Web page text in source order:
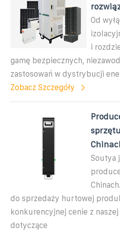
Od
i
gamę bezpiecznych,
zastosowań w dystrybucji
Zobacz Szczegóły
Soutya
do sprzedaży hurtowej
konkurencyjnej cenie z
dotyczące